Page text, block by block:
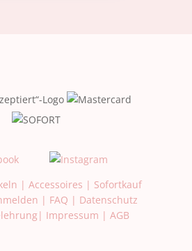
|Accessoires | Sofortkauf
| FAQ | Datenschutz
| Impressum |AGB